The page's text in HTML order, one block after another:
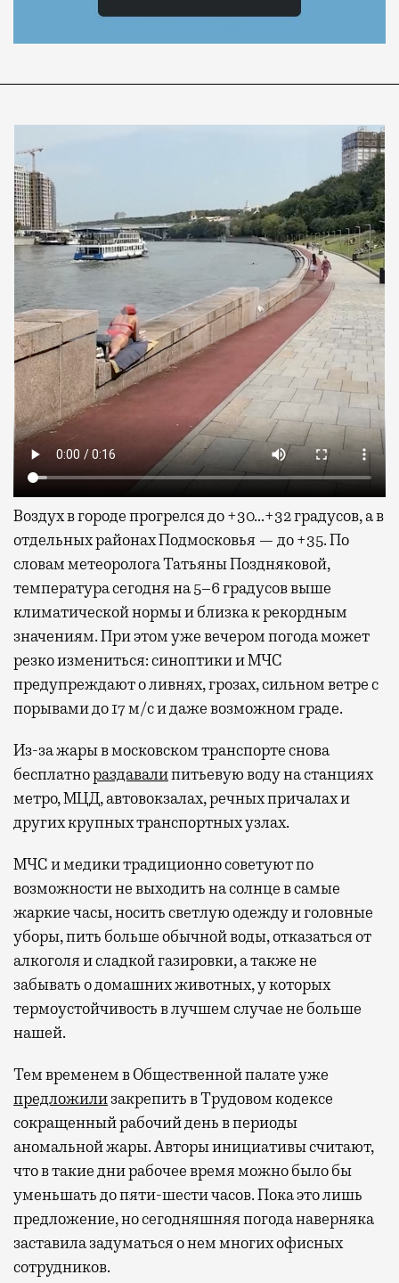
Воздух в городе прогрелся до +30…+32 градусов, а в
отдельных районах Подмосковья — до +35. По
словам метеоролога Татьяны Поздняковой,
температура сегодня на 5–6 градусов выше
климатической нормы и близка к рекордным
значениям. При этом уже вечером погода может
резко измениться: синоптики и МЧС
предупреждают о ливнях, грозах, сильном ветре с
порывами до 17 м/с и даже возможном граде.
Из-за жары в московском транспорте снова
бесплатнораздавалипитьевую воду на станциях
метро, МЦД, автовокзалах, речных причалах и
других крупных транспортных узлах.
МЧС и медики традиционно советуют по
возможности не выходить на солнце в самые
жаркие часы, носить светлую одежду и головные
уборы, пить больше обычной воды, отказаться от
алкоголя и сладкой газировки, а также не
забывать о домашних животных, у которых
термоустойчивость в лучшем случае не больше
нашей.
Тем временем в Общественной палате уже
предложилизакрепить в Трудовом кодексе
сокращенный рабочий день в периоды
аномальной жары. Авторы инициативы считают,
что в такие дни рабочее время можно было бы
уменьшать до пяти-шести часов. Пока это лишь
предложение, но сегодняшняя погода наверняка
заставила задуматься о нем многих офисных
сотрудников.